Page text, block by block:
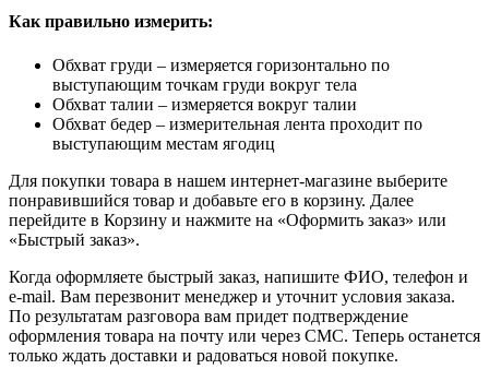
Как правильно измерить:
Обхват груди – измеряется горизонтально по
выступающим точкам груди вокруг тела
Обхват талии – измеряется вокруг талии
Обхват бедер – измерительная лента проходит по
выступающим местам ягодиц
Для покупки товара в нашем интернет-магазине выберите
понравившийся товар и добавьте его в корзину. Далее
перейдите в Корзину и нажмите на «Оформить заказ» или
«Быстрый заказ».
Когда оформляете быстрый заказ, напишите ФИО, телефон и
e-mail. Вам перезвонит менеджер и уточнит условия заказа.
По результатам разговора вам придет подтверждение
оформления товара на почту или через СМС. Теперь останется
только ждать доставки и радоваться новой покупке.